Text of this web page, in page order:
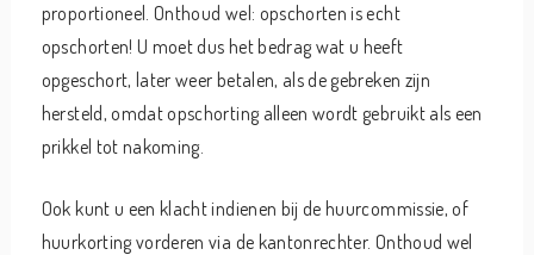
proportioneel. Onthoud wel: opschorten is echt
opschorten! U moet dus het bedrag wat u heeft
opgeschort, later weer betalen, als de gebreken zijn
hersteld, omdat opschorting alleen wordt gebruikt als een
prikkel tot nakoming.
Ook kunt u een klacht indienen bij de huurcommissie, of
huurkorting vorderen via de kantonrechter. Onthoud wel